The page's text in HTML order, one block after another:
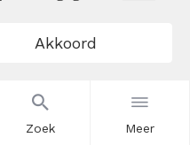
Zoek Meer
Akkoord